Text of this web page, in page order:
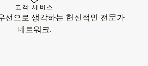
고객 서비스
선으로 생각하는 헌신적인 전문가
네트워크.